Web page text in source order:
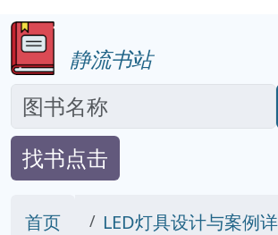
静流书站
找书点击
首页 LED灯具设计与案例